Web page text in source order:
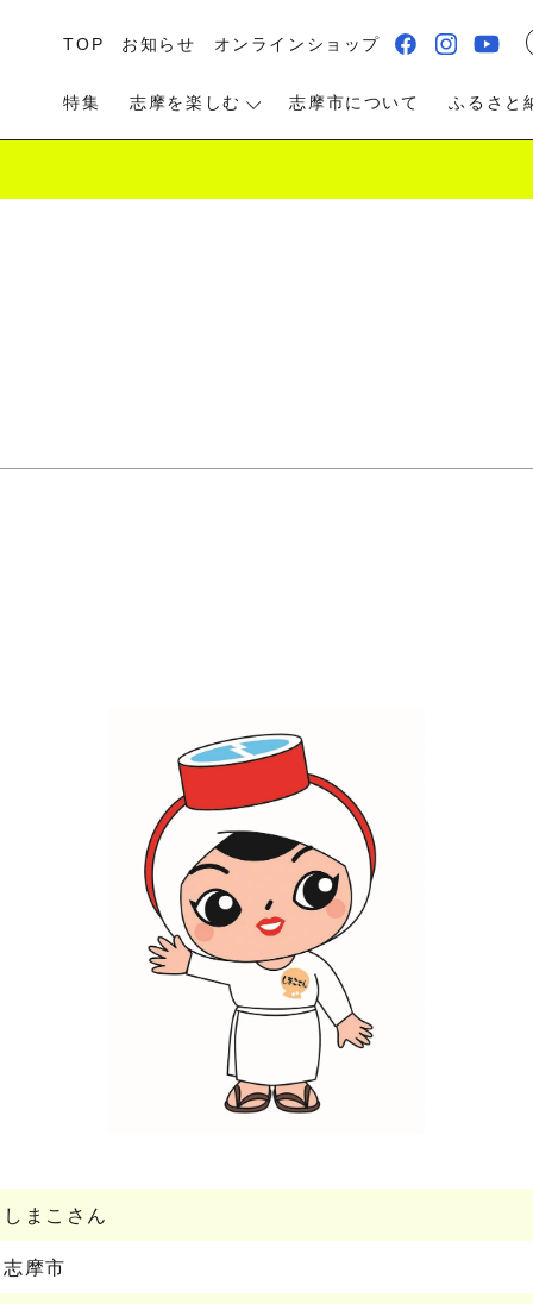
TOP お知らせ オンラインショップ
特集 志摩を楽しむ 志摩市について ふるさと
しまこさん
志摩市